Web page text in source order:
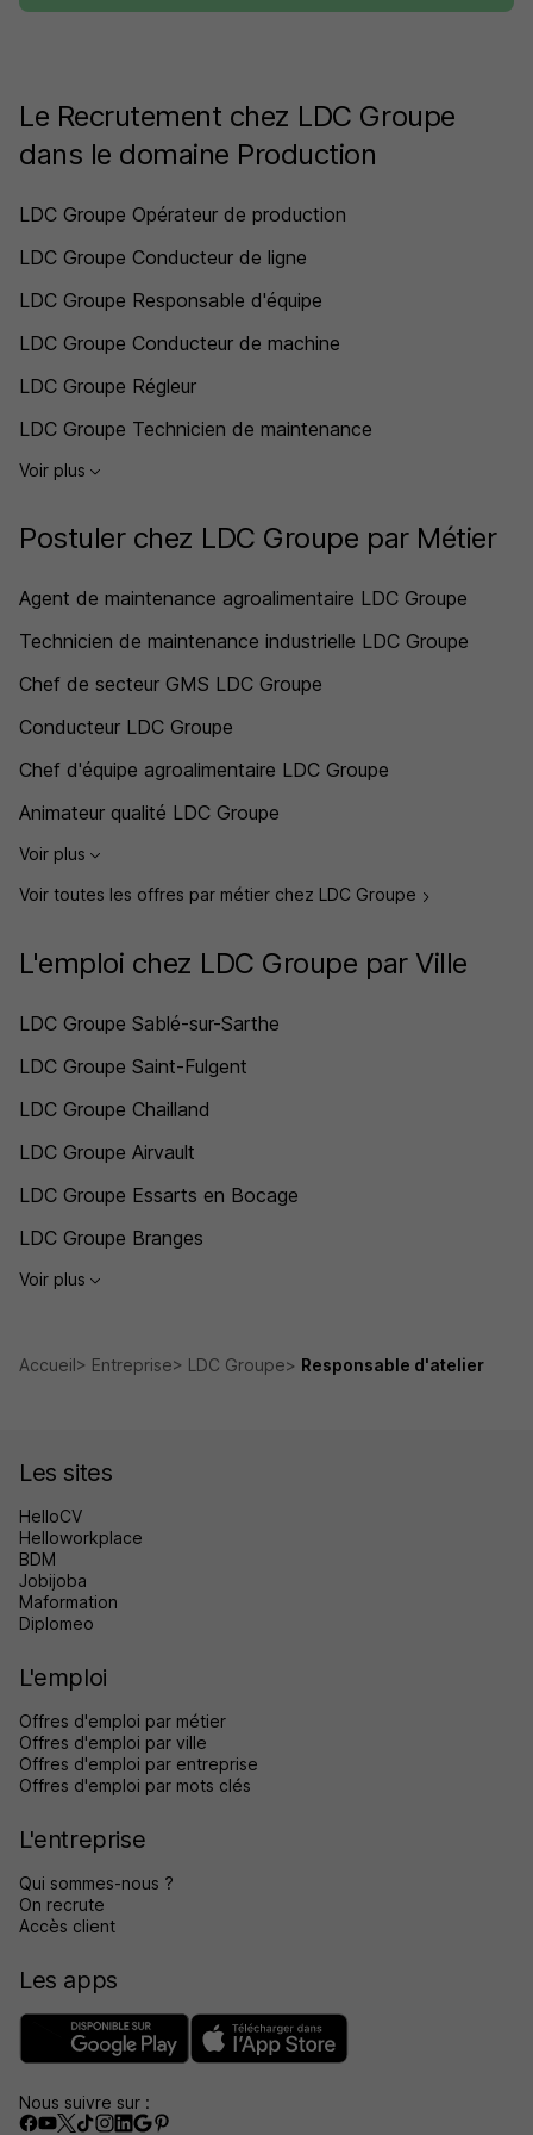
Le Recrutement chez LDC Groupe
dans le domaine Production
LDC Groupe Opérateur de production
LDC Groupe Conducteur de ligne
LDC Groupe Responsable d'équipe
LDC Groupe Conducteur de machine
LDC Groupe Régleur
LDC Groupe Technicien de maintenance
Voir plus
Postuler chez LDC Groupe par Métier
Agent de maintenance agroalimentaire LDC Groupe
Technicien de maintenance industrielle LDC Groupe
Chef de secteur GMS LDC Groupe
Conducteur LDC Groupe
Chef d'équipe agroalimentaire LDC Groupe
Animateur qualité LDC Groupe
Voir plus
Voir toutes les offres par métier chez LDC Groupe
L'emploi chez LDC Groupe par Ville
LDC Groupe Sablé-sur-Sarthe
LDC Groupe Saint-Fulgent
LDC Groupe Chailland
LDC Groupe Airvault
LDC Groupe Essarts en Bocage
LDC Groupe Branges
Voir plus
Accueil Entreprise LDC Groupe Responsable d'atelier
Les sites
HelloCV
Helloworkplace
BDM
Jobijoba
Maformation
Diplomeo
L'emploi
Offres d'emploi par métier
Offres d'emploi par ville
Offres d'emploi par entreprise
Offres d'emploi par mots clés
L'entreprise
Qui sommes-nous ?
On recrute
Accès client
Les apps
Nous suivre sur :